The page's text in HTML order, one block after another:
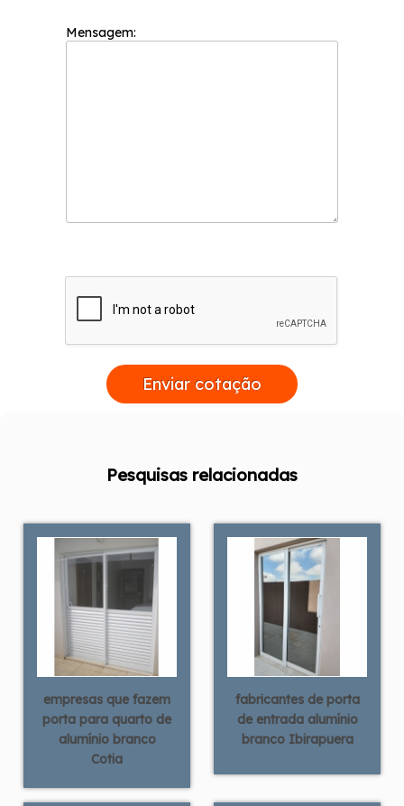
Mensagem:
Enviar cotação
Pesquisas relacionadas
empresas que fazem
porta para quarto de
alumínio branco
Cotia
fabricantes de porta
de entrada alumínio
branco Ibirapuera